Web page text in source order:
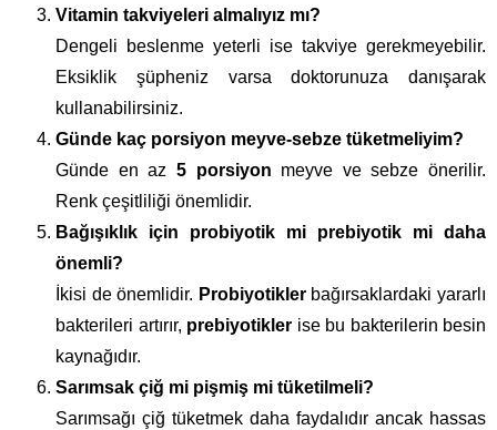
Vitamin takviyeleri almalıyız mı?
Dengeli beslenme yeterli ise takviye gerekmeyebilir.
Eksiklik şüpheniz varsa doktorunuza danışarak
kullanabilirsiniz.
Günde kaç porsiyon meyve-sebze tüketmeliyim?
Günde en az 5 porsiyon meyve ve sebze önerilir.
Renk çeşitliliği önemlidir.
Bağışıklık için probiyotik mi prebiyotik mi daha
önemli?
İkisi de önemlidir. Probiyotiklerbağırsaklardaki yararlı
bakterileri artırır, prebiyotikler ise bu bakterilerin besin
kaynağıdır.
Sarımsak çiğ mi pişmiş mi tüketilmeli?
Sarımsağı çiğ tüketmek daha faydalıdır ancak hassas